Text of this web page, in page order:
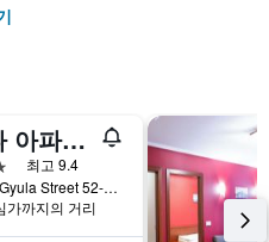
아디나 아파트먼트 호텔 부다페스트
최고 9.4
Hegedus Gyula Street 52-54, 부다페스트, 헝가리
가까지의 거리